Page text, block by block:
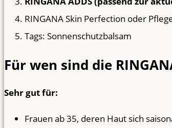
RINGANA Skin Perfection oder
Tags: Sonnenschutzbalsam
Für wen sind die
Sehr gut für:
Frauen ab 35, deren Haut sich